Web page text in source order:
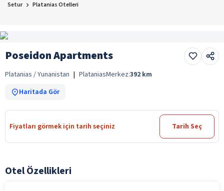
Setur Platanias Otelleri
Poseidon Apartments
Platanias / Yunanistan | PlataniasMerkez:392 km
Haritada Gör
Fiyatları görmek için tarih seçiniz Tarih Seç
Otel Özellikleri